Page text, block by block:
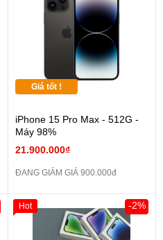
Giá tốt !
iPhone 15 Pro Max - 512G -
Máy 98%
21.900.000₫
ĐANG GIẢM GIÁ 900.000đ
-2%
Hot